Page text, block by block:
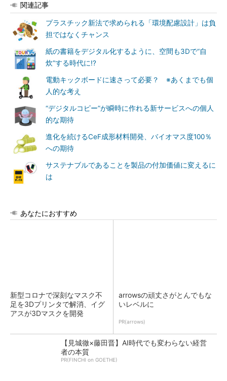
関連記事
プラスチック新法で求められる「環境配慮設計」は負
担ではなくチャンス
紙の書籍をデジタル化するように、空間も3Dで“自
炊”する時代に!?
電動キックボードに速さって必要？ ※あくまでも個
人的な考え
“デジタルコピー”が瞬時に作れる新サービスへの個人
的な期待
進化を続けるCeF成形材料開発、バイオマス度100％
への期待
サステナブルであることを製品の付加価値に変えるに
は
あなたにおすすめ
新型コロナで深刻なマスク不
足を3Dプリンタで解消、イグ
アスが3Dマスクを開発
arrowsの頑丈さがとんでもな
いレベルに
PR(arrows)
【見城徹×藤田晋】AI時代でも変わらない経営
者の本質
PR(FINCHI on GOETHE)